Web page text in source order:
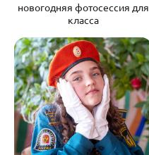
новогодняя фотосессия для
класса